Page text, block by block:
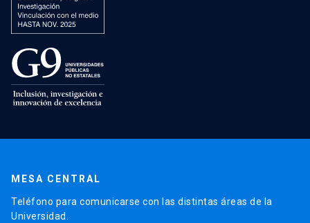
MESA CENTRAL
Teléfono para comunicarse con las distintas áreas de la
Universidad.